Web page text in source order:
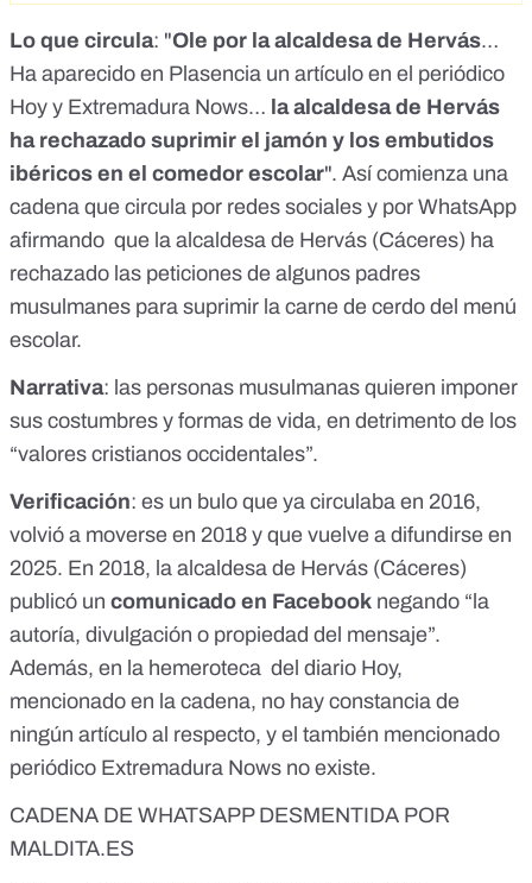
que los musulmanes comprendan que deben adaptarse a
HERVÁS y a CÁCERES, a sus costumbres y a sus
Que LOS JAMONES Y EMBUTIDOS IBERICOS son su
modo de vida y por ello deben consumirlos con frecuencia
ya que es lo que les proporciona trabajo . - Para que
comprendan que deben integrarse y aprender a vivir bien y
publicitar el IBERICO EN EXTREMADURA, ESPAÑA Y EL
RESTO DEL MUNDO. - Para que comprendan que son ellos
HERVASENSES y EXTREMEÑOS, que los han acogido
generosamente , lo que no quita que también nos guste el
lechazo asado (para que vean que nosotros también somos
generosos con sus costumbres y tradiciones y nos
solidarizamos con ellos). - Para que comprendan que los
HERVADENSES no son xenófobos ni racistas, puesto que
han aceptado a numerosos emigrantes musulmanes (al
contrario que los musulmanes, que sólo aceptan a unos
les obligan a comer cus-cus). - Que los EXTREMEÑOS,
identidad, a su cultura, y a SUS IBÉRICOS a pesar de las
protestas de los padres musulmanes. - Que si
EXTREMADURA y España son tierra de acogida, no es el
Alcalde y su gobierno quien acoge a los extranjeros, sino el
pueblo de HERVÁS en su conjunto. - Que comprendan, al
fin, que en EXTREMADURA con, y no a pesar de, SUS
Navidad, sus iglesias, y sus fiestas religiosas, la religión
debe quedarse en el estricto dominio privado, y la alcaldía
tiene razón cuando rehusa las exigencias de los emigrantes
musulmanes . - A los musulmanes, a los que no les gusten
LOS EMBUTIDOS IBERICOS y que no se encuentren bien
en EXTREMADURA, les recuerdo que existen 57 magníficos
países musulmanes en el mundo, la mayoría de ellos medio
Lo que circula: "Ole por la alcaldesa de Hervás…
Ha aparecido en Plasencia un artículo en el periódico
Hoy y Extremadura Nows… la alcaldesa de Hervás
ha rechazado suprimir el jamón y los embutidos
ibéricos en el comedor escolar". Así comienza una
cadena que circula por redes sociales y por WhatsApp
afirmando que la alcaldesa de Hervás (Cáceres) ha
rechazado las peticiones de algunos padres
musulmanes para suprimir la carne de cerdo del menú
escolar.
Narrativa: las personas musulmanas quieren imponer
sus costumbres y formas de vida, en detrimento de los
“valores cristianos occidentales”.
Verificación: es un bulo que ya circulaba en 2016,
volvió a moverse en 2018 y que vuelve a difundirse en
2025. En 2018, la alcaldesa de Hervás (Cáceres)
publicó un comunicado en Facebook negando “la
autoría, divulgación o propiedad del mensaje”.
Además, en la hemeroteca del diario Hoy,
mencionado en la cadena, no hay constancia de
ningún artículo al respecto, y el también mencionado
periódico Extremadura Nows no existe.
CADENA DE WHATSAPP DESMENTIDA POR
MALDITA.ES